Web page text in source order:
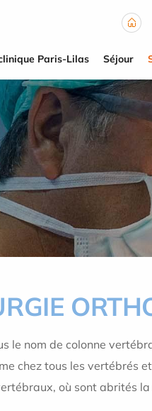
Paris-Lilas Séjour
le nom de colonne
chez tous les vertébrés
où sont abrités